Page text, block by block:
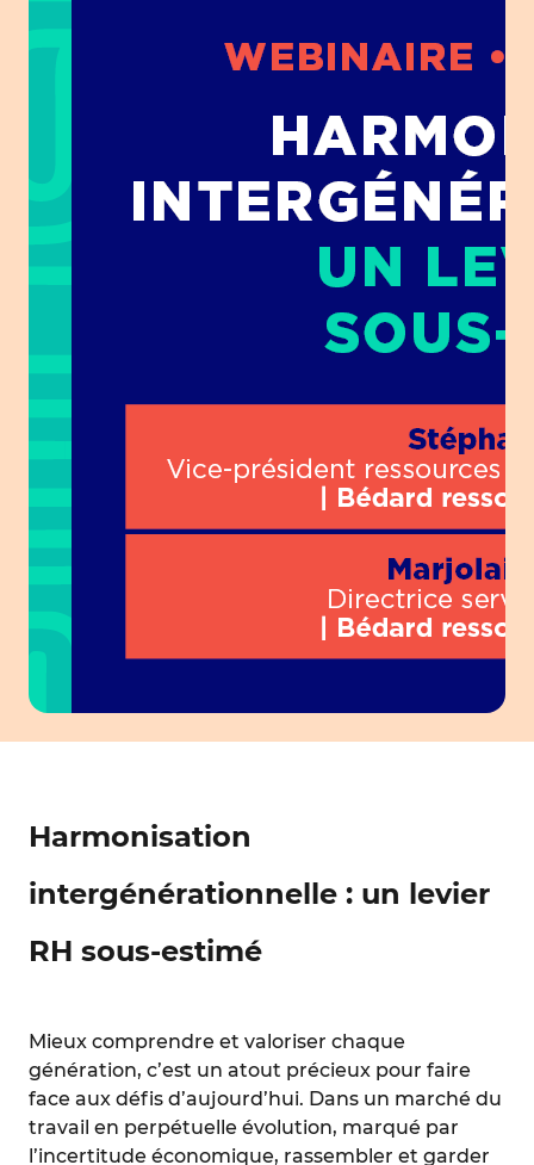
Harmonisation
intergénérationnelle : un levier
RH sous-estimé
Mieux comprendre et valoriser chaque
génération, c’est un atout précieux pour faire
face aux défis d’aujourd’hui. Dans un marché du
travail en perpétuelle évolution, marqué par
l’incertitude économique, rassembler et garder